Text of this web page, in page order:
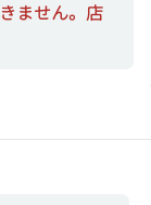
ません。店